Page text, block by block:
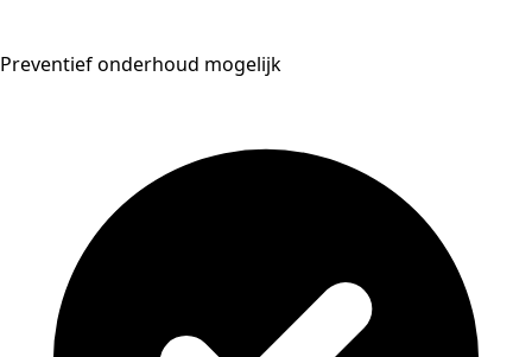
Preventief onderhoud mogelijk